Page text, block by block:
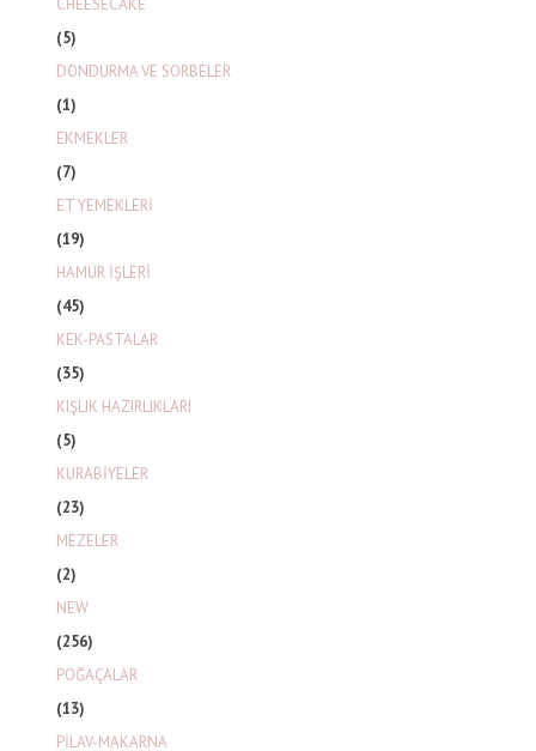
CHEESECAKE
(5)
DONDURMA VE SORBELER
(1)
EKMEKLER
(7)
ET YEMEKLERİ
(19)
HAMUR İŞLERİ
(45)
KEK-PASTALAR
(35)
KIŞLIK HAZIRLIKLARI
(5)
KURABİYELER
(23)
MEZELER
(2)
NEW
(256)
POĞAÇALAR
(13)
PİLAV-MAKARNA